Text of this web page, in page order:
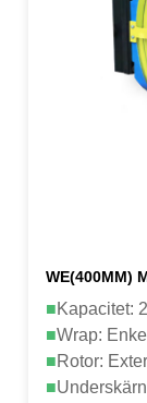
WE(400MM)
■Kapacitet:
■Wrap:
■Rotor:
■